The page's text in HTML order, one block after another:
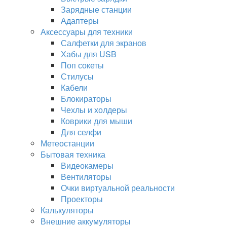
Зарядные станции
Адаптеры
Аксессуары для техники
Салфетки для экранов
Хабы для USB
Поп сокеты
Стилусы
Кабели
Блокираторы
Чехлы и холдеры
Коврики для мыши
Для селфи
Метеостанции
Бытовая техника
Видеокамеры
Вентиляторы
Очки виртуальной реальности
Проекторы
Калькуляторы
Внешние аккумуляторы